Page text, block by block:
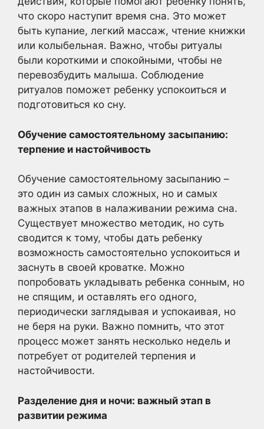
что скоро наступит время сна. Это может
быть купание, легкий массаж, чтение книжки
или колыбельная. Важно, чтобы ритуалы
были короткими и спокойными, чтобы не
перевозбудить малыша. Соблюдение
ритуалов поможет ребенку успокоиться и
подготовиться ко сну.
Обучение самостоятельному засыпанию:
терпение и настойчивость
Обучение самостоятельному засыпанию –
это один из самых сложных, но и самых
важных этапов в налаживании режима сна.
Существует множество методик, но суть
сводится к тому, чтобы дать ребенку
возможность самостоятельно успокоиться и
заснуть в своей кроватке. Можно
попробовать укладывать ребенка сонным, но
не спящим, и оставлять его одного,
периодически заглядывая и успокаивая, но
не беря на руки. Важно помнить, что этот
процесс может занять несколько недель и
потребует от родителей терпения и
настойчивости.
Разделение дня и ночи: важный этап в
развитии режима